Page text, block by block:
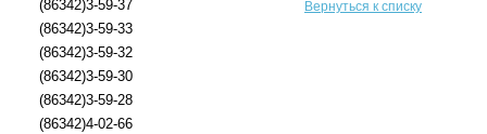
(86342)3-59-37
(86342)3-59-33
(86342)3-59-32
(86342)3-59-30
(86342)3-59-28
(86342)4-02-66
Вернуться к списку